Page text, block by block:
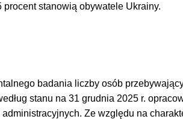
procent stanowią obywatele Ukrainy.
badania liczby osób
stanu na 31 grudnia 2025 r.
Ze względu na